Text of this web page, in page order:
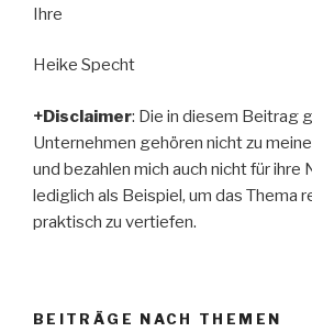
Ihre
Heike Specht
+Disclaimer: Die in diesem Beitrag
Unternehmen gehören nicht zu
und bezahlen mich auch nicht für ihre
lediglich als Beispiel, um das Thema
praktisch zu vertiefen.
BEITRÄGE NACH THEMEN